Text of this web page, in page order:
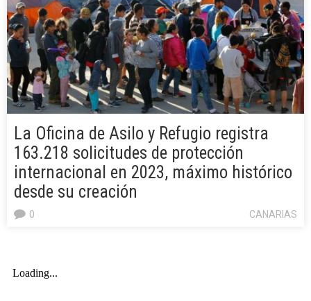
La Oficina de Asilo y Refugio registra
163.218 solicitudes de protección
internacional en 2023, máximo histórico
desde su creación
CANARIAS
0